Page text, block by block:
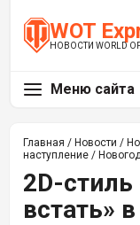
WOT
НОВОСТИ WORLD
Меню сайта
Главная / Новости /
наступление /
2D-
встать»